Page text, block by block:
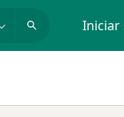
Iniciar